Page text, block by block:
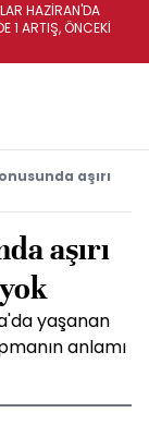
HAZİRAN'DA
1 ARTIŞ, ÖNCEKİ
aşırı
aşırı
yaşanan
anlamı